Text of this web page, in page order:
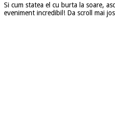
Si cum statea el cu burta la soare,
eveniment incredibil! Da scroll mai